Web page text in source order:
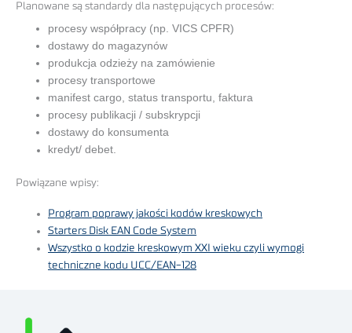
Planowane są standardy dla następujących procesów:
procesy współpracy (np. VICS CPFR)
dostawy do magazynów
produkcja odzieży na zamówienie
procesy transportowe
manifest cargo, status transportu, faktura
procesy publikacji / subskrypcji
dostawy do konsumenta
kredyt/ debet.
Powiązane wpisy:
Program poprawy jakości kodów kreskowych
Starters Disk EAN Code System
Wszystko o kodzie kreskowym XXI wieku czyli wymogi
techniczne kodu UCC/EAN-128